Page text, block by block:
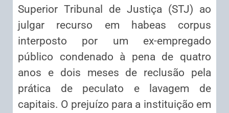
Superior Tribunal de Justiça (STJ) ao
julgar recurso em habeas corpus
interposto por um ex-empregado
público condenado à pena de quatro
anos e dois meses de reclusão pela
prática de peculato e lavagem de
capitais. O prejuízo para a instituição em